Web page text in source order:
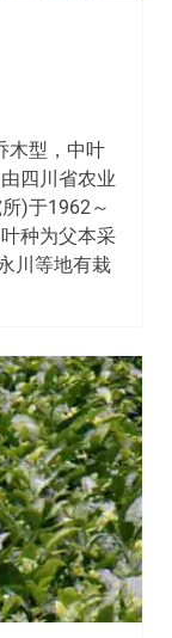
木型，中叶
四川省农业
)于1962～
种为父本采
川等地有栽